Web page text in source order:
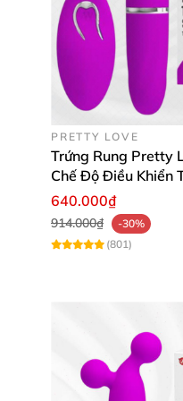
➡️ Hãy đặt
PRETTY LOVE
Trứng Rung Pretty
Chế Độ Điều Khiển
640.000₫
914.000₫
-30%
(801)